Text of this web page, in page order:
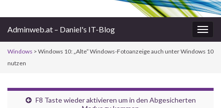
Adminweb.at – Daniel's IT-Blog
Windows > Windows 10: „Alte“ Windows-Fotoanzeige auch unter Windows 10
nutzen
F8 Taste wieder aktivieren um in den Abgesicherten